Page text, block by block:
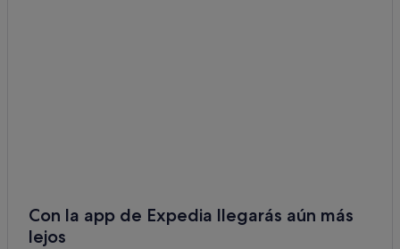
Hoteles con todo incluido en Leucate
Hoteles con bar en Leucate
Con la app de Expedia llegarás aún más
lejos